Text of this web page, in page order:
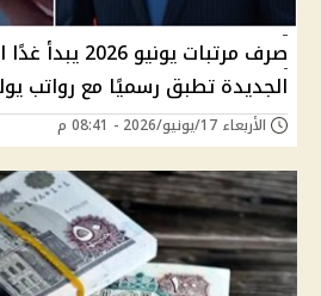
صرف مرتبات
الجديدة تطبق رسميًا مع رواتب
الأربعاء 17/يونيو/2026 - 08:41 م